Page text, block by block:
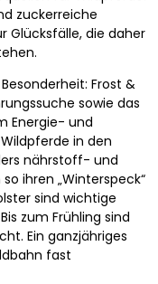
zuckerreiche
Glücksfälle, die daher
Frost &
sowie das
Energie- und
in den
nährstoff- und
ihren „Winterspeck“
sind wichtige
zum Frühling sind
Ein ganzjähriges
fast